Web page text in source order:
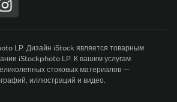
LP. Дизайн iStock является товарным
iStockphoto LP. К вашим услугам
стоковых материалов —
иллюстраций и видео.